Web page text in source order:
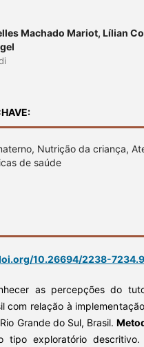
Machado Mariot, Lílian
Nutrição da criança,
de saúde
10.26694/2238-
as percepções do
com relação à
Grande do Sul, Brasil.
tipo exploratório